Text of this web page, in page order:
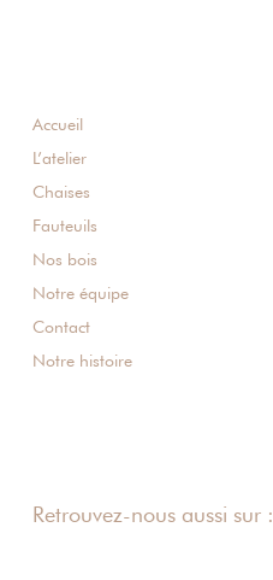
Accueil
L’atelier
Chaises
Fauteuils
Nos bois
Notre équipe
Contact
Notre histoire
Retrouvez-nous aussi sur :